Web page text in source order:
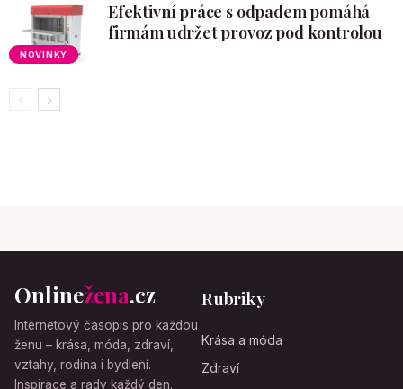
NOVINKY
Efektivní práce s odpadem pomáhá
firmám udržet provoz pod kontrolou
Onlinežena.cz
Internetový časopis pro každou
ženu – krása, móda, zdraví,
vztahy, rodina i bydlení.
Inspirace a rady každý den.
Rubriky
Krása a móda
Zdraví